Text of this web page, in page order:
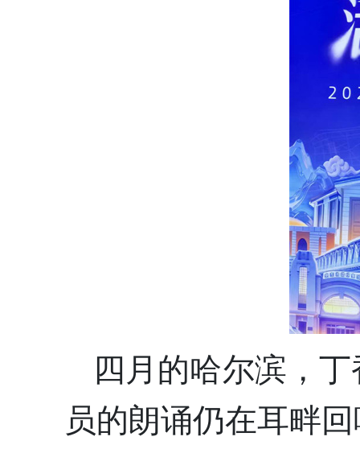
四月的哈尔滨，
员的朗诵仍在耳畔